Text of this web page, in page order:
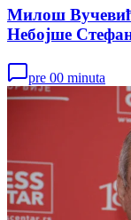
Милош
Небојше
pre 00 minuta